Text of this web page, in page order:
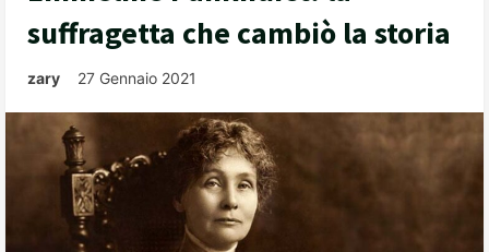
suffragetta che cambiò la storia
zary 27 Gennaio 2021